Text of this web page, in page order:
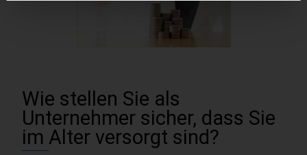
Wie stellen Sie als
Unternehmer sicher, dass Sie
im Alter versorgt sind?